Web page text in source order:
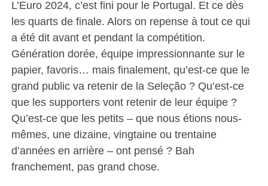
L’Euro 2024, c’est fini pour le Portugal. Et ce dès
les quarts de finale. Alors on repense à tout ce qui
a été dit avant et pendant la compétition.
Génération dorée, équipe impressionnante sur le
papier, favoris… mais finalement, qu’est-ce que le
grand public va retenir de la Seleção ? Qu’est-ce
que les supporters vont retenir de leur équipe ?
Qu’est-ce que les petits – que nous étions nous-
mêmes, une dizaine, vingtaine ou trentaine
d’années en arrière – ont pensé ? Bah
franchement, pas grand chose.